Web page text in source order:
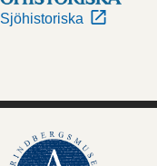
Sjöhistoriska